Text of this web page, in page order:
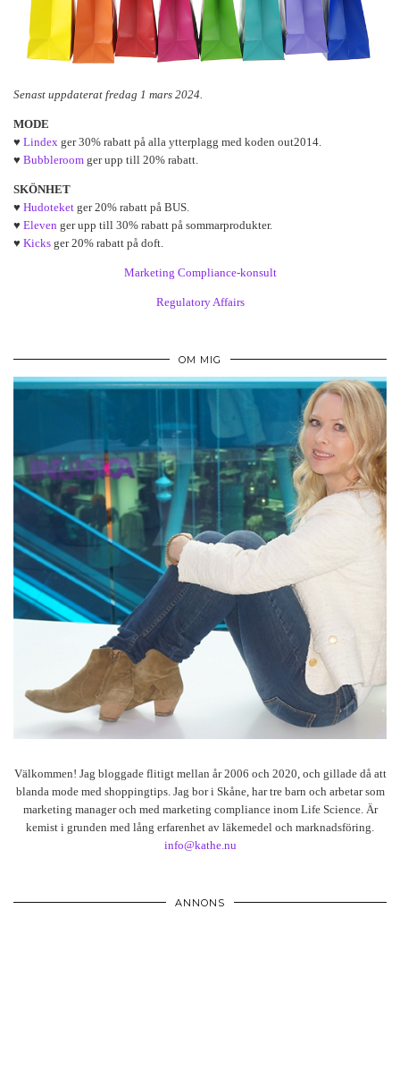
Senast uppdaterat fredag 1 mars 2024.
MODE
♥ Lindex ger 30% rabatt på alla ytterplagg med koden out2014.
♥ Bubbleroom ger upp till 20% rabatt.
SKÖNHET
♥ Hudoteket ger 20% rabatt på BUS.
♥ Eleven ger upp till 30% rabatt på sommarprodukter.
♥ Kicks ger 20% rabatt på doft.
Marketing Compliance-konsult
Regulatory Affairs
OM MIG
Välkommen! Jag bloggade flitigt mellan år 2006 och 2020, och gillade då att
blanda mode med shoppingtips. Jag bor i Skåne, har tre barn och arbetar som
marketing manager och med marketing compliance inom Life Science. Är
kemist i grunden med lång erfarenhet av läkemedel och marknadsföring.
info@kathe.nu
ANNONS